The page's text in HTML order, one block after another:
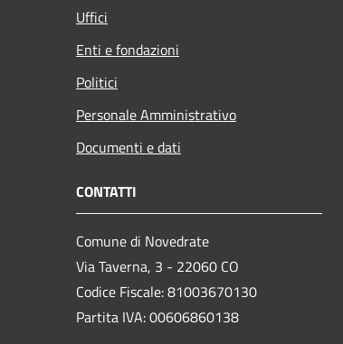
Uffici
Enti e fondazioni
Politici
Personale Amministrativo
Documenti e dati
CONTATTI
Comune di Novedrate
Via Taverna, 3 - 22060 CO
Codice Fiscale: 81003670130
Partita IVA: 00606860138